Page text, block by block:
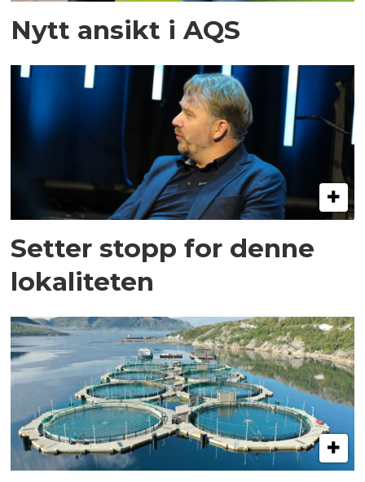
Nytt ansikt i AQS
Setter stopp for denne
lokaliteten